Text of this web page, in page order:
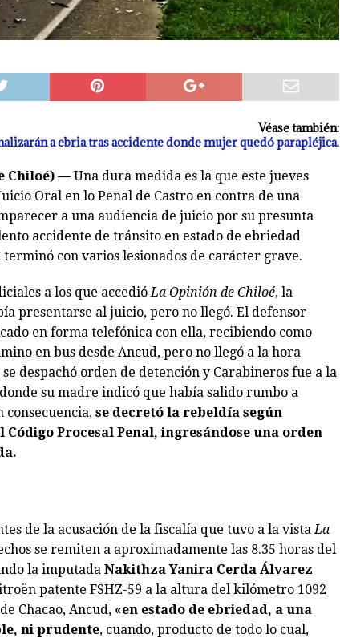
Véase también:
a ebria tras accidente donde mujer quedó parapléjica.
Chiloé) —Una dura medida es la que este jueves
Oral en lo Penal de Castro en contra de una
a una audiencia de juicio por su presunta
accidente de tránsito en estado de ebriedad
con varios lesionados de carácter grave.
a los que accedió La Opinión de Chiloé, la
presentarse al juicio, pero no llegó. El defensor
en forma telefónica con ella, recibiendo como
en bus desde Ancud, pero no llegó a la hora
despachó orden de detención y Carabineros fue a la
su madre indicó que había salido rumbo a
consecuencia, se decretó la rebeldía según
Procesal Penal, ingresándose una orden
de la acusación de la fiscalía que tuvo a la vista La
se remiten a aproximadamente las 8.35 horas del
la imputada Nakithza Yanira Cerda Álvarez
patente FSHZ-59 a la altura del kilómetro 1092
Chacao, Ancud, «en estado de ebriedad, a una
ni prudente, cuando, producto de todo lo cual,